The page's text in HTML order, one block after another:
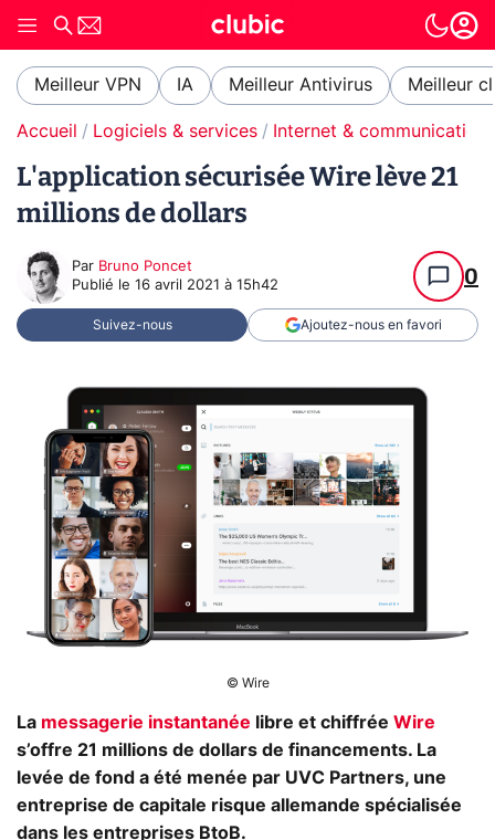
Meilleur VPN IA Meilleur Antivirus Meilleur
Accueil Logiciels & services Internet & communication
L'application sécurisée Wire lève 21
millions de dollars
Par Bruno Poncet
Publié le 16 avril 2021 à 15h42 0
Suivez-nous Ajoutez-nous en favori
© Wire
La messagerie instantanée libre et chiffrée Wire
s’offre 21 millions de dollars de financements. La
levée de fond a été menée par UVC Partners, une
entreprise de capitale risque allemande spécialisée
dans les entreprises BtoB.